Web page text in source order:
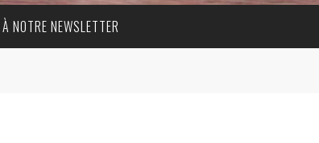
NOTRE NEWSLETTER